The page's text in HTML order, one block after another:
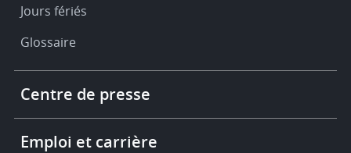
Jours fériés
Glossaire
More
links
Centre de presse
Emploi et carrière